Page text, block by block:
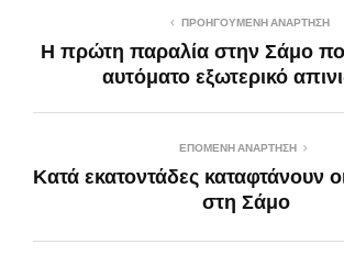
ΠΡΟΗΓΟΎΜΕΝΗ ΑΝΆΡΤΗΣΗ
Η πρώτη παραλία στην Σάμο
αυτόματο εξωτερικό
ΕΠΌΜΕΝΗ ΑΝΆΡΤΗΣΗ
Κατά εκατοντάδες καταφτάνουν
στη Σάμο